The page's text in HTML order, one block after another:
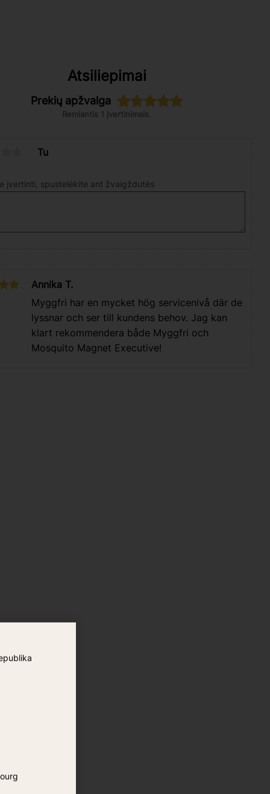
Atsiliepimai
Prekių apžvalga
Remiantis 1 įvertinimais.
Tu
įvertinti, spustelėkite ant žvaigždutės
Annika T.
Myggfri har en mycket hög servicenivå där de
lyssnar och ser till kundens behov. Jag kan
klart rekommendera både Myggfri och
Mosquito Magnet Executive!